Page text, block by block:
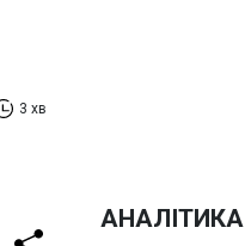
3 хв
АНАЛІТИКА